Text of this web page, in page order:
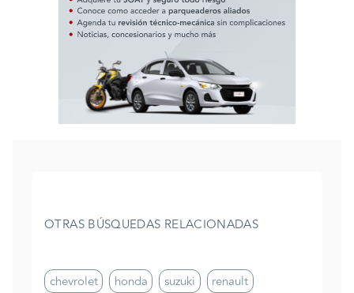
OTRAS BÚSQUEDAS RELACIONADAS
chevrolet honda suzuki
renault